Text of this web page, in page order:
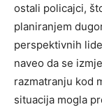
ostali policajci,
planiranjem
perspektivnih
naveo da se
razmatranju kod
situacija mogla